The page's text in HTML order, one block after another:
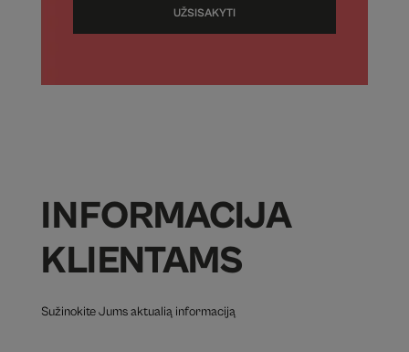
UŽSISAKYTI
INFORMACIJA
KLIENTAMS
Sužinokite Jums aktualią informaciją